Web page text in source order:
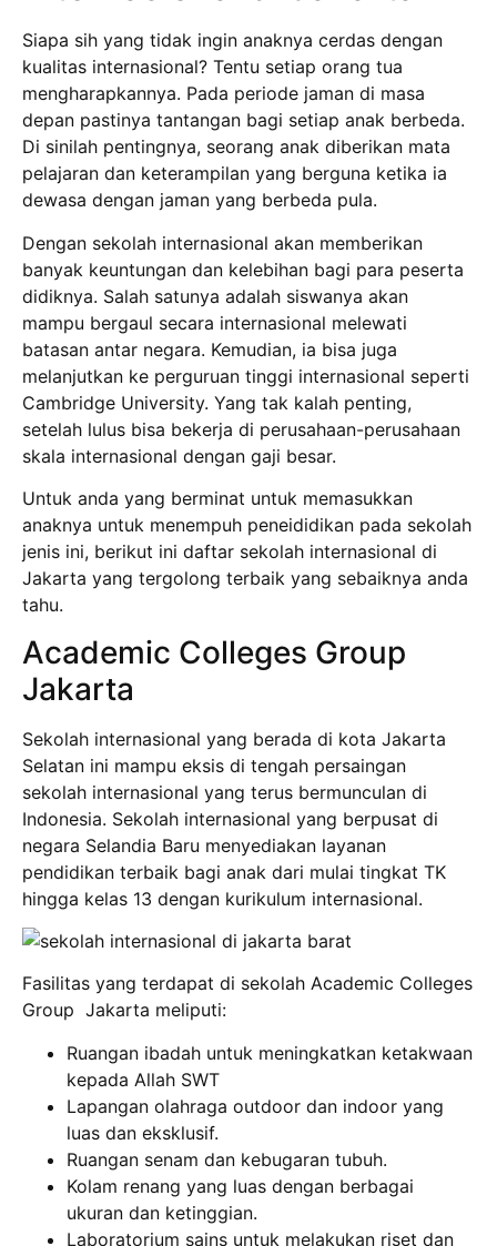
Siapa sih yang tidak ingin anaknya cerdas dengan
kualitas internasional? Tentu setiap orang tua
mengharapkannya. Pada periode jaman di masa
depan pastinya tantangan bagi setiap anak berbeda.
Di sinilah pentingnya, seorang anak diberikan mata
pelajaran dan keterampilan yang berguna ketika ia
dewasa dengan jaman yang berbeda pula.
Dengan sekolah internasional akan memberikan
banyak keuntungan dan kelebihan bagi para peserta
didiknya. Salah satunya adalah siswanya akan
mampu bergaul secara internasional melewati
batasan antar negara. Kemudian, ia bisa juga
melanjutkan ke perguruan tinggi internasional seperti
Cambridge University. Yang tak kalah penting,
setelah lulus bisa bekerja di perusahaan-perusahaan
skala internasional dengan gaji besar.
Untuk anda yang berminat untuk memasukkan
anaknya untuk menempuh peneididikan pada sekolah
jenis ini, berikut ini daftar sekolah internasional di
Jakarta yang tergolong terbaik yang sebaiknya anda
tahu.
Academic Colleges Group
Jakarta
Sekolah internasional yang berada di kota Jakarta
Selatan ini mampu eksis di tengah persaingan
sekolah internasional yang terus bermunculan di
Indonesia. Sekolah internasional yang berpusat di
negara Selandia Baru menyediakan layanan
pendidikan terbaik bagi anak dari mulai tingkat TK
hingga kelas 13 dengan kurikulum internasional.
Fasilitas yang terdapat di sekolah Academic Colleges
Group Jakarta meliputi:
Ruangan ibadah untuk meningkatkan ketakwaan
kepada Allah SWT
Lapangan olahraga outdoor dan indoor yang
luas dan eksklusif.
Ruangan senam dan kebugaran tubuh.
Kolam renang yang luas dengan berbagai
ukuran dan ketinggian.
Laboratorium sains untuk melakukan riset dan